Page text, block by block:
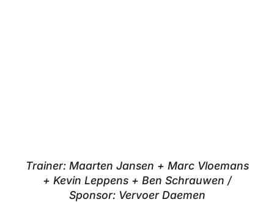
Trainer: Maarten Jansen + Marc Vloemans
+ Kevin Leppens + Ben Schrauwen /
Sponsor: Vervoer Daemen